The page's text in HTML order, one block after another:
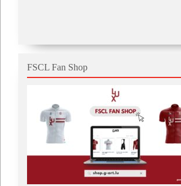
FSCL Fan Shop